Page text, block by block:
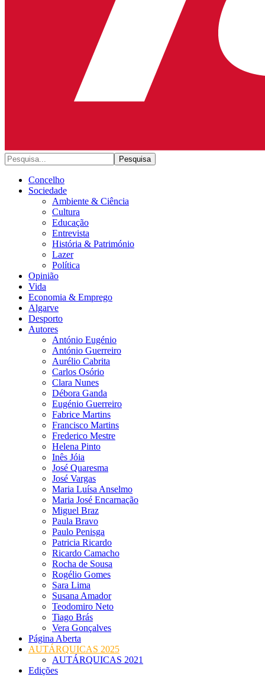
Concelho
Sociedade
Ambiente & Ciência
Cultura
Educação
Entrevista
História & Património
Lazer
Política
Opinião
Vida
Economia & Emprego
Algarve
Desporto
Autores
António Eugénio
António Guerreiro
Aurélio Cabrita
Carlos Osório
Clara Nunes
Débora Ganda
Eugénio Guerreiro
Fabrice Martins
Francisco Martins
Frederico Mestre
Helena Pinto
Inês Jóia
José Quaresma
José Vargas
Maria Luísa Anselmo
Maria José Encarnação
Miguel Braz
Paula Bravo
Paulo Penisga
Patricia Ricardo
Ricardo Camacho
Rocha de Sousa
Rogélio Gomes
Sara Lima
Susana Amador
Teodomiro Neto
Tiago Brás
Vera Gonçalves
Página Aberta
AUTÁRQUICAS 2025
AUTÁRQUICAS 2021
Edições